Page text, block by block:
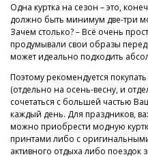
Одна куртка на сезон – это,
должно быть минимум две-три
Зачем столько? – Всё очень
продумывали свои образы
может идеально подходить
Поэтому рекомендуется
(отдельно на осень-весну, и
сочетаться с большей частью
каждый день. Для праздников,
можно приобрести модную
принтами либо с
активного отдыха либо поездок